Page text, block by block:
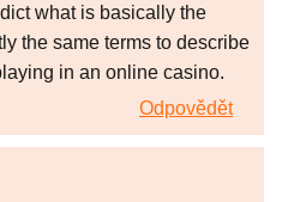
what is basically the
the same terms to describe
in an online casino.
Odpovědět